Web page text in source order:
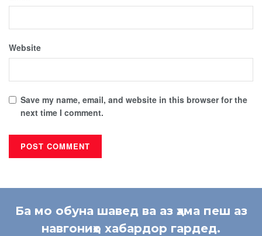
Website
Save my name, email, and website in this browser for the
next time I comment.
Ба мо обуна шавед ва аз ҳама пеш аз
навгониҳо хабардор гардед.